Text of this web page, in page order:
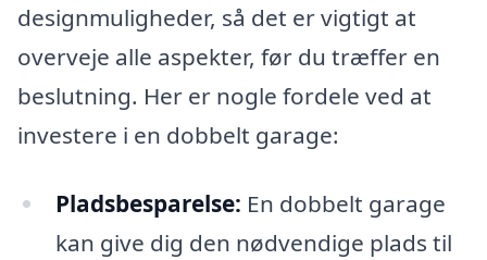
designmuligheder, så det er vigtigt at
overveje alle aspekter, før du træffer en
beslutning. Her er nogle fordele ved at
investere i en dobbelt garage:
Pladsbesparelse: En dobbelt garage
kan give dig den nødvendige plads til